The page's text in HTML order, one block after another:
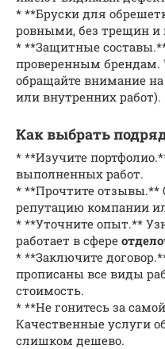
* **Бруски для
ровными, без трещин и
* **Защитные
проверенным брендам.
обращайте внимание
или внутренних работ).
Как выбрать
* **Изучите
выполненных работ.
* **Прочтите отзывы.**
репутацию компании
* **Уточните опыт.**
работает в сфере
* **Заключите
прописаны все виды
стоимость.
* **Не гонитесь за
Качественные услуги
слишком дешево.